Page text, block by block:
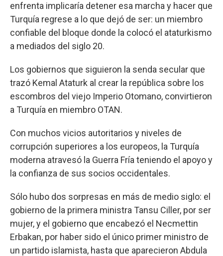
enfrenta implicaría detener esa marcha y hacer que
Turquía regrese a lo que dejó de ser: un miembro
confiable del bloque donde la colocó el ataturkismo
a mediados del siglo 20.
Los gobiernos que siguieron la senda secular que
trazó Kemal Ataturk al crear la república sobre los
escombros del viejo Imperio Otomano, convirtieron
a Turquía en miembro OTAN.
Con muchos vicios autoritarios y niveles de
corrupción superiores a los europeos, la Turquía
moderna atravesó la Guerra Fría teniendo el apoyo y
la confianza de sus socios occidentales.
Sólo hubo dos sorpresas en más de medio siglo: el
gobierno de la primera ministra Tansu Ciller, por ser
mujer, y el gobierno que encabezó el Necmettin
Erbakan, por haber sido el único primer ministro de
un partido islamista, hasta que aparecieron Abdula